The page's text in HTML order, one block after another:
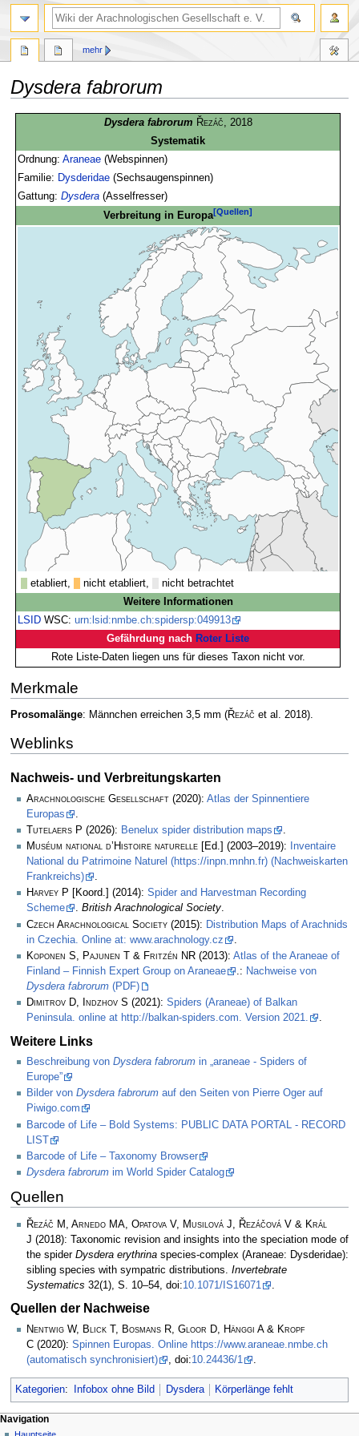
Dysdera fabrorum
springen
springen
Dysdera fabrorum Řezáč , 2018
Systematik
Ordnung:Araneae (Webspinnen)
Familie: Dysderidae (Sechsaugenspinnen)
Gattung:Dysdera (Asselfresser)
Verbreitung in Europa[Quellen]
etabliert, nicht etabliert,
nicht betrachtet
Weitere Informationen
LSID WSC:urn:lsid:nmbe.ch:spidersp:049913
Gefährdung nach Roter Liste
Rote Liste-Daten liegen uns für dieses Taxon nicht vor.
Merkmale
Prosomalänge: Männchen erreichen 3,5 mm (Řezáč et al. 2018).
Weblinks
Nachweis- und Verbreitungskarten
Arachnologische Gesellschaft (2020): Atlas der Spinnentiere
Europas
Tutelaers P (2026): Benelux spider distribution maps
.
Muséum national d’Histoire naturelle [Ed.] (2003–2019):
Inventaire
National du Patrimoine Naturel (https://inpn.mnhn.fr) (Nachweiskarten
Frankreichs)
.
Harvey P [Koord.] (2014): Spider and Harvestman Recording
Scheme
. British Arachnological Society.
Czech Arachnological Society (2015): Distribution Maps of Arachnids
in Czechia. Online at: www.arachnology.cz
Koponen S, Pajunen T & Fritzén NR (2013): Atlas of the Araneae of
Finland – Finnish Expert Group on Araneae
.: Nachweise von
Dysdera fabrorum (PDF)
Dimitrov D, Indzhov S (2021): Spiders (Araneae) of Balkan
Peninsula. online at http://balkan-spiders.com. Version 2021.
.
Weitere Links
Beschreibung von Dysdera fabrorum in „araneae - Spiders of
Europe”
Bilder von Dysdera fabrorum auf den Seiten von Pierre Oger auf
Piwigo.com
Barcode of Life – Bold Systems: PUBLIC DATA PORTAL - RECORD
LIST
Barcode of Life – Taxonomy Browser
Dysdera fabrorum im World Spider Catalog
Quellen
Řezáč M, Arnedo MA, Opatova V, Musilová J, Řezáčová V & Král
J (2018): Taxonomic revision and insights into the speciation mode of
the spider Dysdera erythrina species-complex (Araneae: Dysderidae):
sibling species with sympatric distributions. Invertebrate
Systematics 32(1), S. 10–54, doi:10.1071/IS16071
Quellen der Nachweise
Nentwig W, Blick T, Bosmans R, Gloor D, Hänggi A & Kropf
C (2020): Spinnen Europas. Online https://www.araneae.nmbe.ch
(automatisch synchronisiert)
, doi:10.24436/1
Kategorien: Infobox ohne Bild Dysdera Körperlänge fehlt
mehr
Navigation